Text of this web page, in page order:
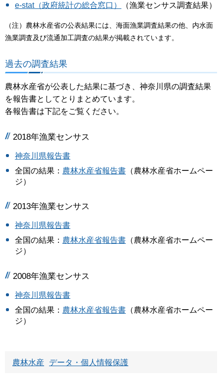
e-stat（政府統計の総合窓口）
（漁業センサス調査結果）
（注）農林水産省の公表結果には、海面漁業調査結果の他、内水面
漁業調査及び流通加工調査の結果が掲載されています。
過去の調査結果
農林水産省が公表した結果に基づき、神奈川県の調査結果
を報告書としてとりまとめています。
各報告書は下記をご覧ください。
2018年漁業センサス
神奈川県報告書
全国の結果： 農林水産省報告書 （農林水産省ホームペー
ジ）
2013年漁業センサス
神奈川県報告書
全国の結果： 農林水産省報告書 （農林水産省ホームペー
ジ）
2008年漁業センサス
神奈川県報告書
全国の結果： 農林水産省報告書 （農林水産省ホームペー
ジ）
農林水産 データ・個人情報保護